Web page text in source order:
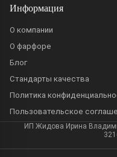
Информация
О компании
О фарфоре
Блог
Стандарты качества
Политика
Пользовательское
ИП Жидова Ирина